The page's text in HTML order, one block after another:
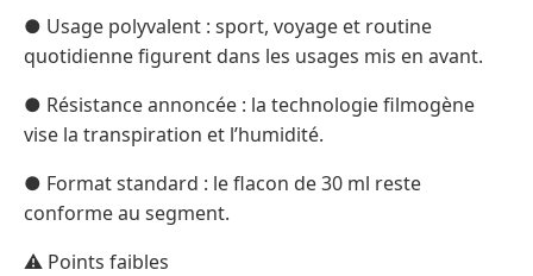
● Usage polyvalent : sport, voyage et routine
quotidienne figurent dans les usages mis en avant.
● Résistance annoncée : la technologie filmogène
vise la transpiration et l’humidité.
● Format standard : le flacon de 30 ml reste
conforme au segment.
⚠️ Points faibles